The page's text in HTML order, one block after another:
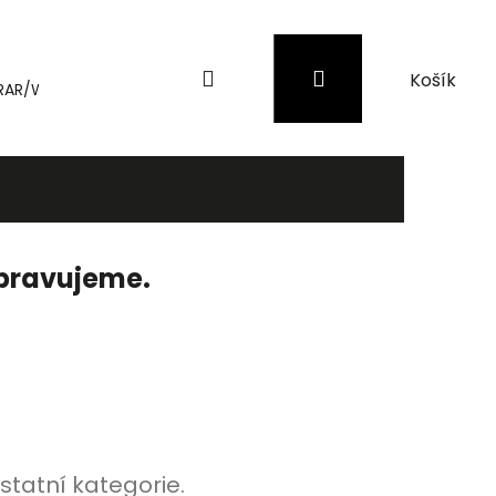
WinRAR Záložní zdroje (UPS) a přepěťové
PřihlášeníNákupní
košík
kategorie.